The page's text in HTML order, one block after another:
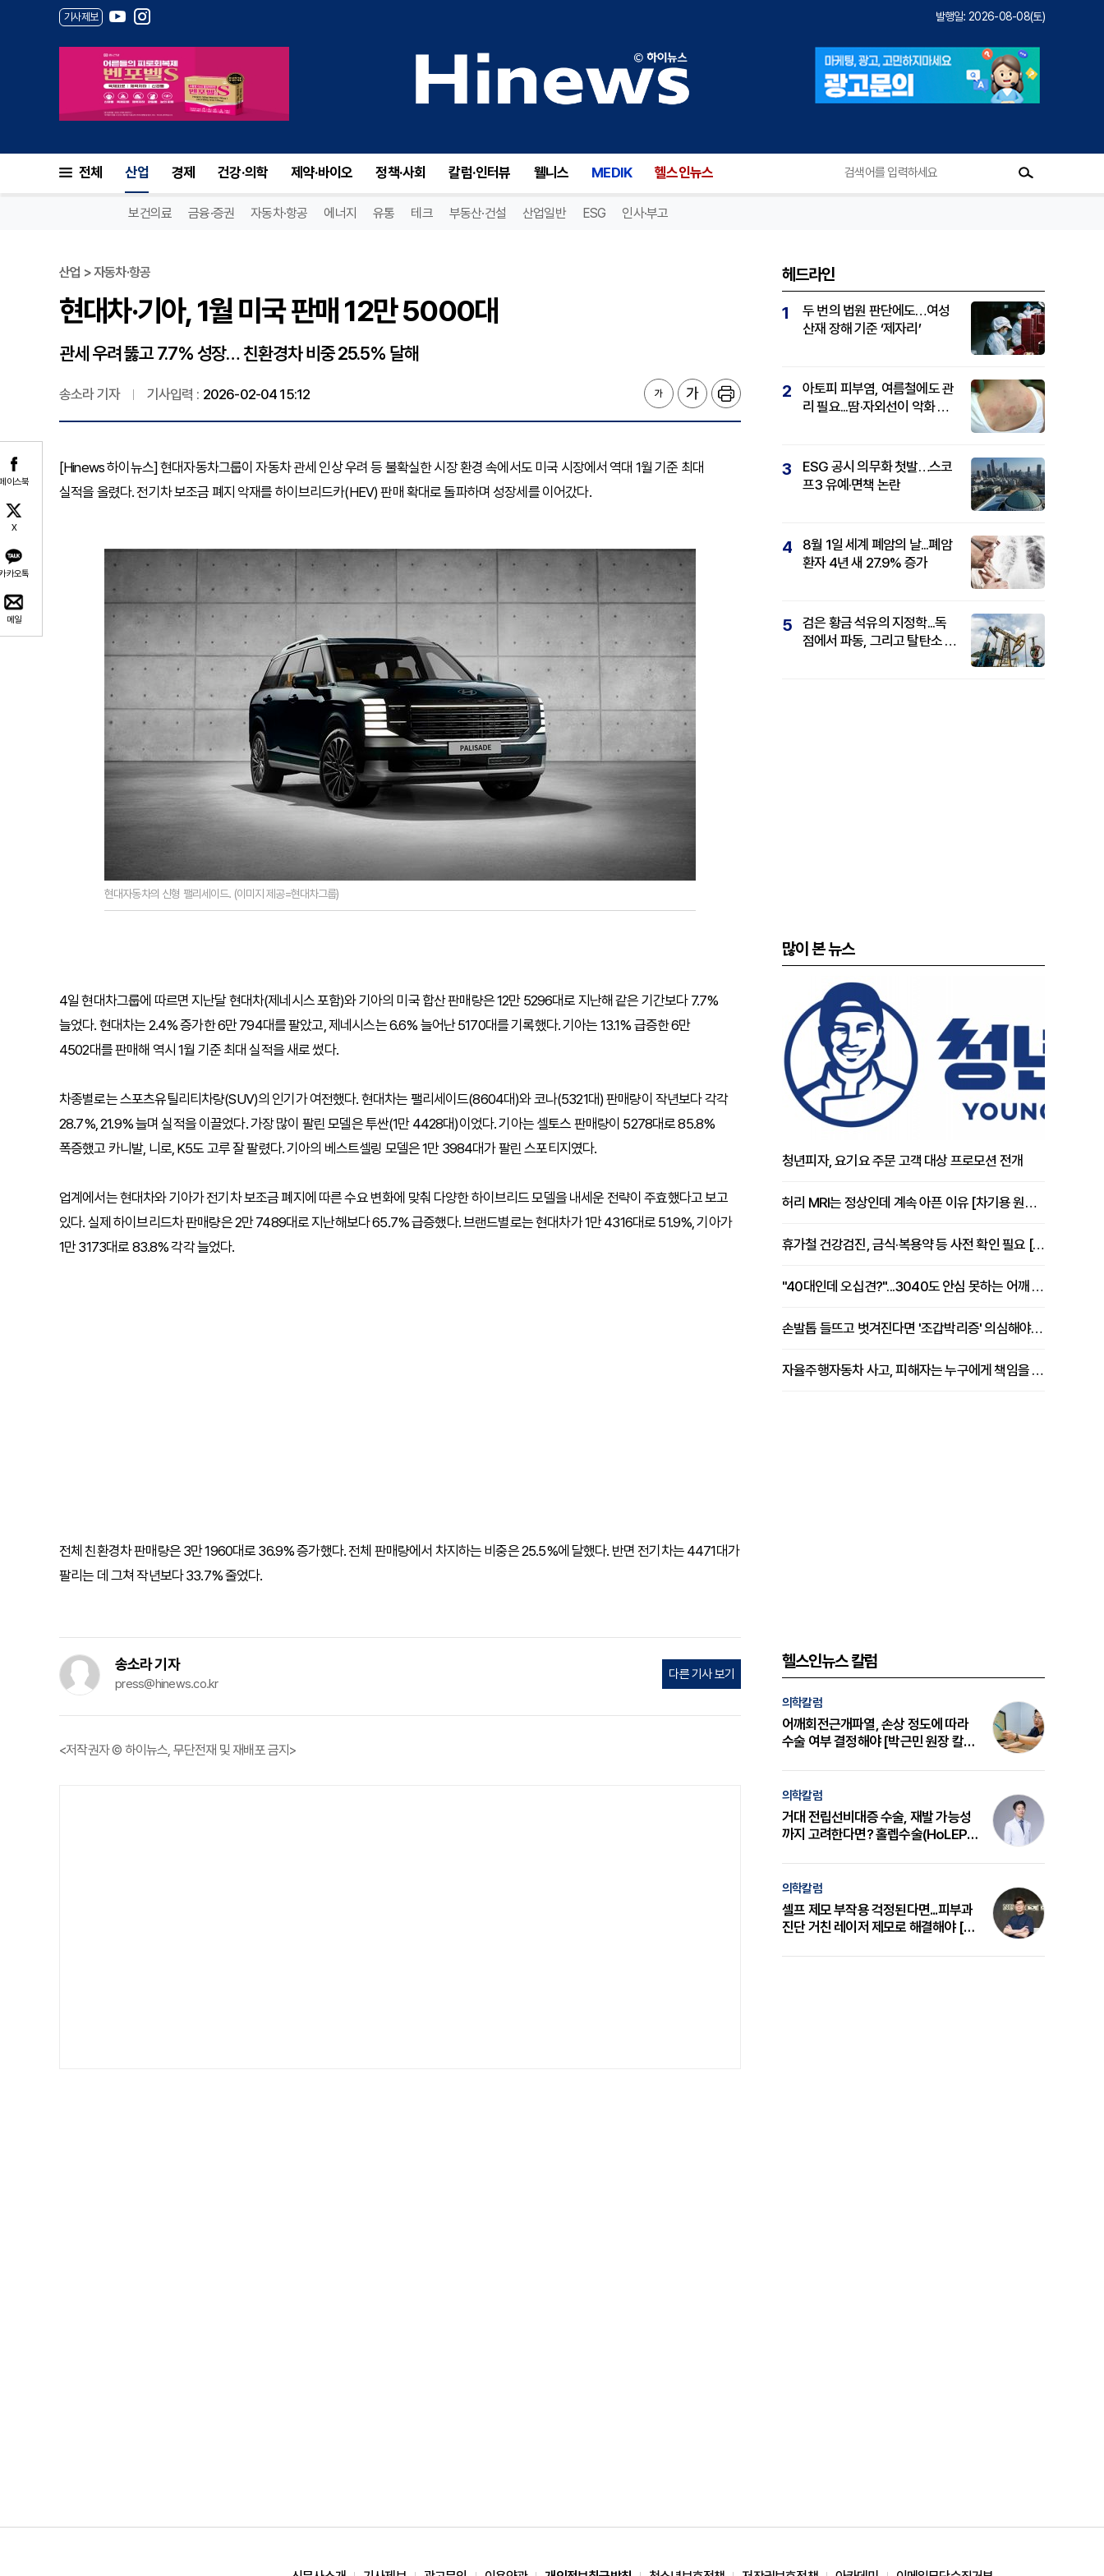
기사제보 발행일: 2026-08-08(토)
전체 산업 경제 건강·의학 제약·바이오 정책·사회 칼럼·인터뷰 웰니스 MEDIK 헬스인뉴스
보건의료 금융·증권 자동차·항공 에너지 유통 테크 부동산·건설 산업일반 ESG 인사·부고
이스북
X
카오톡
메일
산업 > 자동차·항공
현대차·기아, 1월 미국 판매 12만 5000대
관세 우려 뚫고 7.7% 성장… 친환경차 비중 25.5% 달해
송소라 기자 기사입력 : 2026-02-04 15:12
[Hinews 하이뉴스] 현대자동차그룹이 자동차 관세 인상 우려 등 불확실한 시장 환경 속에서도 미국 시장에서 역대 1월 기준 최대
실적을 올렸다. 전기차 보조금 폐지 악재를 하이브리드카(HEV) 판매 확대로 돌파하며 성장세를 이어갔다.
현대자동차의 신형 팰리세이드. (이미지 제공=현대차그룹)
4일 현대차그룹에 따르면 지난달 현대차(제네시스 포함)와 기아의 미국 합산 판매량은 12만 5296대로 지난해 같은 기간보다 7.7%
늘었다. 현대차는 2.4% 증가한 6만 794대를 팔았고, 제네시스는 6.6% 늘어난 5170대를 기록했다. 기아는 13.1% 급증한 6만
4502대를 판매해 역시 1월 기준 최대 실적을 새로 썼다.
차종별로는 스포츠유틸리티차량(SUV)의 인기가 여전했다. 현대차는 팰리세이드(8604대)와 코나(5321대) 판매량이 작년보다 각각
28.7%, 21.9% 늘며 실적을 이끌었다. 가장 많이 팔린 모델은 투싼(1만 4428대)이었다. 기아는 셀토스 판매량이 5278대로 85.8%
폭증했고 카니발, 니로, K5도 고루 잘 팔렸다. 기아의 베스트셀링 모델은 1만 3984대가 팔린 스포티지였다.
업계에서는 현대차와 기아가 전기차 보조금 폐지에 따른 수요 변화에 맞춰 다양한 하이브리드 모델을 내세운 전략이 주효했다고 보고
있다. 실제 하이브리드차 판매량은 2만 7489대로 지난해보다 65.7% 급증했다. 브랜드별로는 현대차가 1만 4316대로 51.9%, 기아가
1만 3173대로 83.8% 각각 늘었다.
전체 친환경차 판매량은 3만 1960대로 36.9% 증가했다. 전체 판매량에서 차지하는 비중은 25.5%에 달했다. 반면 전기차는 4471대가
팔리는 데 그쳐 작년보다 33.7% 줄었다.
송소라 기자
press@hinews.co.kr
다른 기사 보기
<저작권자 © 하이뉴스, 무단전재 및 재배포 금지>
헤드라인
1
두 번의 법원 판단에도…여성
산재 장해 기준 ‘제자리’
2
아토피 피부염, 여름철에도 관
리 필요...땀·자외선이 악화 요
3
ESG 공시 의무화 첫발…스코
프3 유예·면책 논란
4
8월 1일 세계 폐암의 날...폐암
환자 4년 새 27.9% 증가
5
검은 황금 석유의 지정학...독
점에서 파동, 그리고 탈탄소 패
많이 본 뉴스
청년피자, 요기요 주문 고객 대상 프로모션 전개
허리 MRI는 정상인데 계속 아픈 이유 [차기용 원장 칼럼]
휴가철 건강검진, 금식·복용약 등 사전 확인 필요 [정도감 원장 칼럼]
"40대인데 오십견?"...3040도 안심 못하는 어깨 유착성 관절낭염
손발톱 들뜨고 벗겨진다면 '조갑박리증' 의심해야 [김철윤 원장 칼럼]
자율주행자동차 사고, 피해자는 누구에게 책임을 물을 수 있을까
헬스인뉴스 칼럼
의학칼럼
어깨회전근개파열, 손상 정도에 따라
수술 여부 결정해야 [박근민 원장 칼
의학칼럼
거대 전립선비대증 수술, 재발 가능성
까지 고려한다면? 홀렙수술(HoLEP)
의학칼럼
셀프 제모 부작용 걱정된다면...피부과
진단 거친 레이저 제모로 해결해야 [변